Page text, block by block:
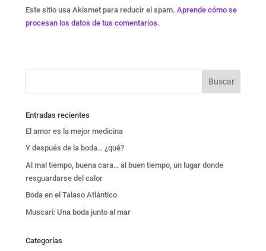
Este sitio usa Akismet para reducir el spam. Aprende cómo se
procesan los datos de tus comentarios.
Entradas recientes
El amor es la mejor medicina
Y después de la boda… ¿qué?
Al mal tiempo, buena cara… al buen tiempo, un lugar donde
resguardarse del calor
Boda en el Talaso Atlántico
Muscari: Una boda junto al mar
Categorías